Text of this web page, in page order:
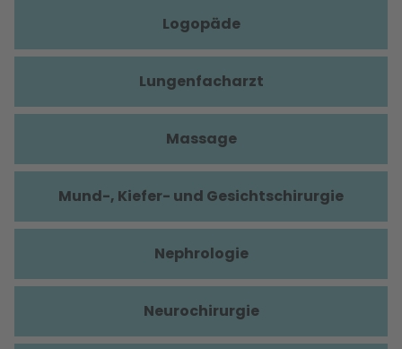
Logopäde
Lungenfacharzt
Massage
Mund-, Kiefer- und Gesichtschirurgie
Nephrologie
Neurochirurgie